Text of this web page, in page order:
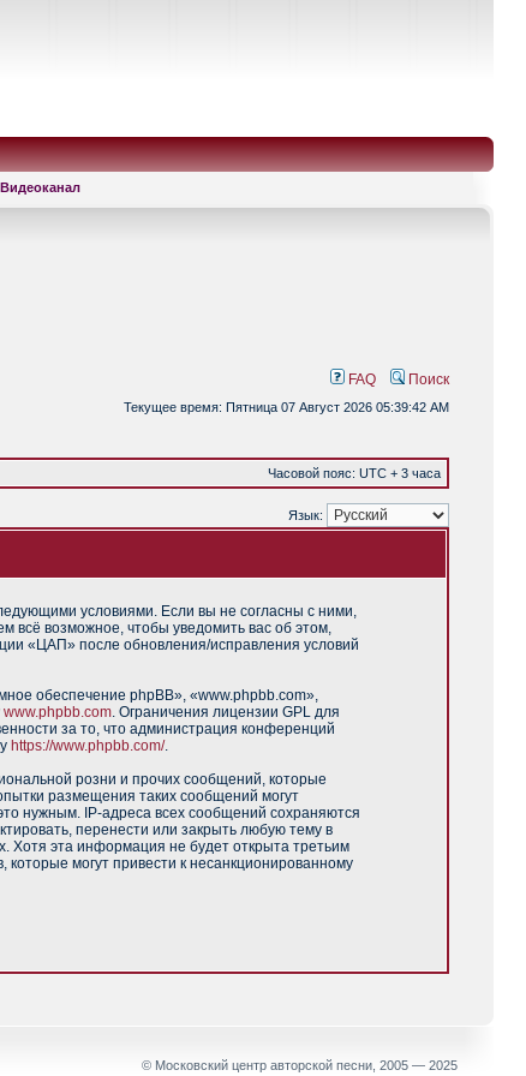
Видеоканал
FAQ Поиск
Текущее время: Пятница 07 Август 2026 05:39:42 AM
Часовой пояс: UTC + 3 часа
Язык:
условиями. Если вы не согласны с ними,
всё возможное, чтобы уведомить вас об этом,
«ЦАП» после обновления/исправления условий
обеспечение phpBB», «www.phpbb.com»,
www.phpbb.com. Ограничения лицензии GPL для
за то, что администрация конференций
https://www.phpbb.com/.
розни и прочих сообщений, которые
размещения таких сообщений могут
нужным. IP-адреса всех сообщений сохраняются
перенести или закрыть любую тему в
Хотя эта информация не будет открыта третьим
могут привести к несанкционированному
© Московский центр авторской песни, 2005 — 2025